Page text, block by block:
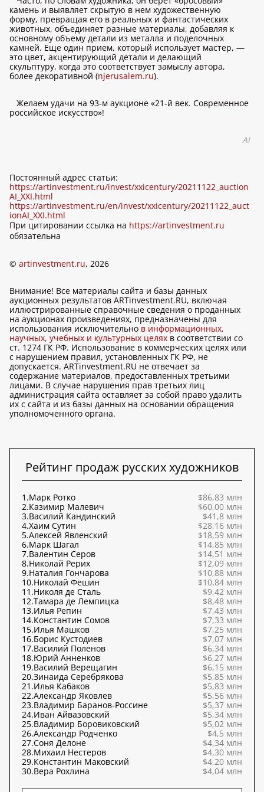
камень и выявляет скрытую в нем художественную
форму, превращая его в реальных и фантастических
животных, объединяет разные материалы, добавляя к
основному объему детали из металла и поделочных
камней. Еще один прием, который использует мастер, —
это цвет, акцентирующий детали и делающий
скульптуру, когда это соответствует замыслу автора,
более декоративной (njerusalem.ru).
Желаем удачи на 93-м аукционе «21-й век. Современное
российское искусство»!
AI
Постоянный адрес статьи:
https://artinvestment.ru/invest/xxicentury/20211122_auction
AI_XXI.html
https://artinvestment.ru/en/invest/xxicentury/20211122_auct
ionAI_XXI.html
При цитировании ссылка на https://artinvestment.ru
обязательна
© artinvestment.ru, 2026
Внимание! Все материалы сайта и базы данных
аукционных результатов ARTinvestment.RU, включая
иллюстрированные справочные сведения о проданных
на аукционах произведениях, предназначены для
использования исключительно в информационных,
научных, учебных и культурных целях в соответствии со
ст. 1274 ГК РФ. Использование в коммерческих целях или
с нарушением правил, установленных ГК РФ, не
допускается. ARTinvestment.RU не отвечает за
содержание материалов, предоставленных третьими
лицами. В случае нарушения прав третьих лиц
администрация сайта оставляет за собой право удалить
их с сайта и из базы данных на основании обращения
уполномоченного органа.
Рейтинг продаж русских художников
1.Марк Ротко
$86,83 млн
2.Казимир Малевич
$60,00 млн
3.Василий Кандинский
$41,8 млн
4.Хаим Сутин
$28,16 млн
5.Алексей Явленский
$18,59 млн
6.Марк Шагал
$14,85 млн
7.Валентин Серов
$14,51 млн
8.Николай Рерих
$12,09 млн
9.Наталия Гончарова
$10,88 млн
10.Николай Фешин
$10,84 млн
11.Николя де Сталь
$9,42 млн
12.Тамара де Лемпицка
$8,48 млн
13.Илья Репин
$7,43 млн
14.Константин Сомов
$7,33 млн
15.Илья Машков
$7,25 млн
16.Борис Кустодиев
$7,07 млн
17.Василий Поленов
$6,34 млн
18.Юрий Анненков
$6,27 млн
19.Василий Верещагин
$6,15 млн
20.Зинаида Серебрякова
$5,85 млн
21.Илья Кабаков
$5,83 млн
22.Александр Яковлев
$5,56 млн
23.Владимир Баранов-Россине
$5,37 млн
24.Иван Айвазовский
$5,34 млн
25.Владимир Боровиковский
$5,02 млн
26.Александр Родченко
$4,5 млн
27.Соня Делоне
$4,34 млн
28.Михаил Нестеров
$4,30 млн
29.Константин Маковский
$4,20 млн
30.Вера Рохлина $4,04 млн